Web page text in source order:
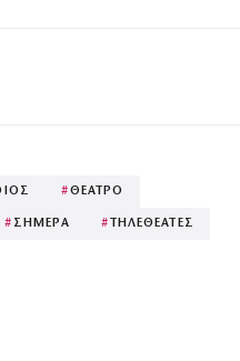
#ΘΕΑΤΡΟ
# ΣΗΜΕΡΑ # ΤΗΛΕΘΕΑΤΕΣ